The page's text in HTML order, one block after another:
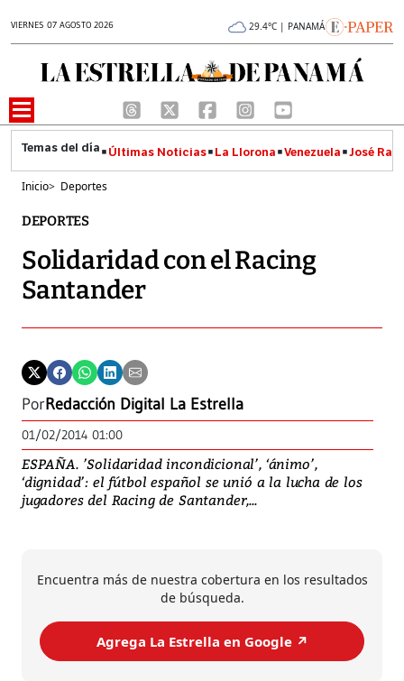
VIERNES 07 AGOSTO 2026 29.4°C | PANAMÁ
Últimas Noticias La Llorona Venezuela José
Inicio> Deportes
DEPORTES
Solidaridad con el Racing
Santander
PorRedacción Digital La Estrella
01/02/2014 01:00
ESPAÑA. ’Solidaridad incondicional’, ‘ánimo’,
‘dignidad’: el fútbol español se unió a la lucha de los
jugadores del Racing de Santander,...
Encuentra más de nuestra cobertura en los resultados
de búsqueda.
Agrega La Estrella en Google ↗️